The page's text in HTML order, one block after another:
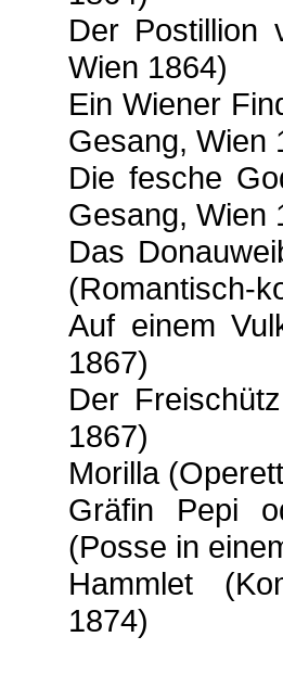
Der Postillion
Wien 1864)
Ein Wiener
Gesang, Wien
Die fesche
Gesang, Wien
Das
(Romantisch-
Auf einem
1867)
Der
1867)
Morilla
Gräfin Pepi
(Posse in
Hammlet
1874)